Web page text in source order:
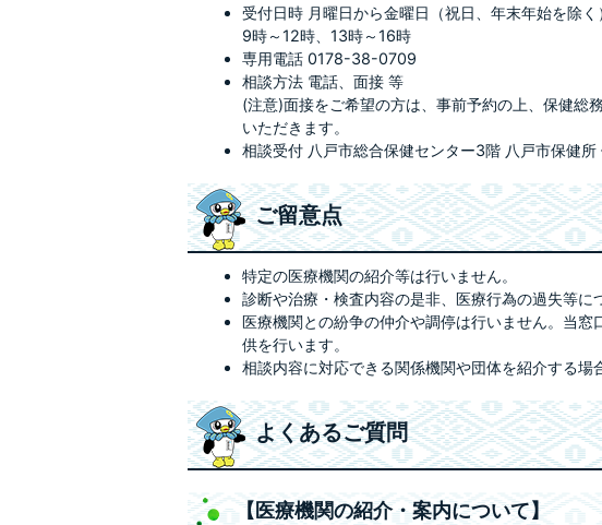
受付日時 月曜日から金曜日（祝日、年末年始を除く
9時～12時、13時～16時
専用電話 0178-38-0709
相談方法 電話、面接 等
(注意)面接をご希望の方は、事前予約の上、保健総
いただきます。
相談受付 八戸市総合保健センター3階 八戸市保健所
ご留意点
特定の医療機関の紹介等は行いません。
診断や治療・検査内容の是非、医療行為の過失等に
医療機関との紛争の仲介や調停は行いません。当
供を行います。
相談内容に対応できる関係機関や団体を紹介する場
よくあるご質問
【医療機関の紹介・案内について】